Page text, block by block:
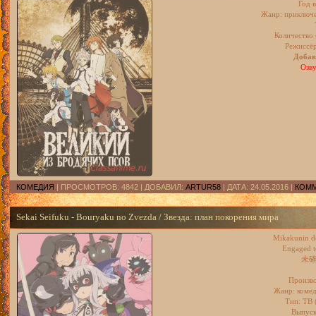
Год
Жанр:
КОМЕДИЯ | ПРОСМОТРОВ: 4842 | ДОБАВИЛ: ARTUR58 | ДАТА: 24.05.2016 |
Sekai Seifuku - Bouryaku no Zvezda / Звезда: план покорения мира
Mikakunin
Engaged
未
Жанр:
Тип: ТВ